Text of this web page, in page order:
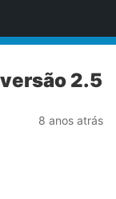
2.5
8 anos atrás